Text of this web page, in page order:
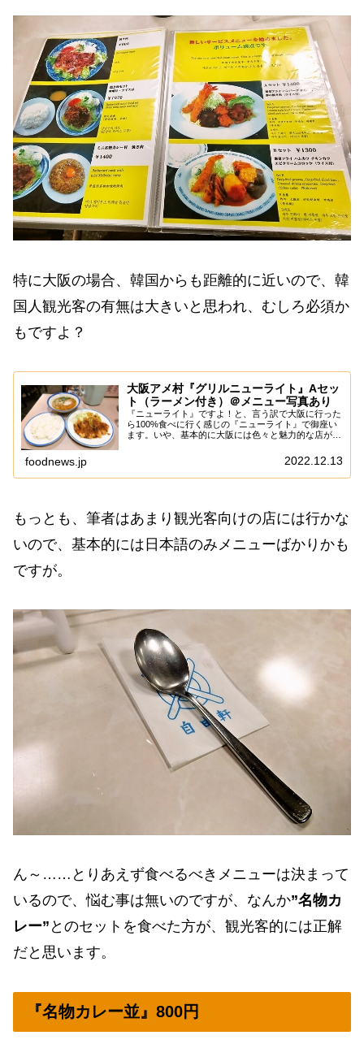
特に大阪の場合、韓国からも距離的に近いので、韓
国人観光客の有無は大きいと思われ、むしろ必須か
もですよ？
大阪アメ村『グリルニューライト』Aセッ
ト（ラーメン付き）＠メニュー写真あり
『ニューライト』ですよ！と、言う訳で大阪に行った
ら100%食べに行く感じの『ニューライト』で御座い
ます。いや、基本的に大阪には色々と魅力的な店があ
宗屋』でして、この2店に行く為に大阪にちょいち...
foodnews.jp 2022.12.13
もっとも、筆者はあまり観光客向けの店には行かな
いので、基本的には日本語のみメニューばかりかも
ですが。
ん～……とりあえず食べるべきメニューは決まって
いるので、悩む事は無いのですが、なんか”名物カ
レー” とのセットを食べた方が、観光客的には正解
だと思います。
『名物カレー並』800円